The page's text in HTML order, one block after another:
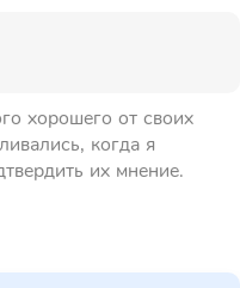
хорошего от своих
когда я
их мнение.